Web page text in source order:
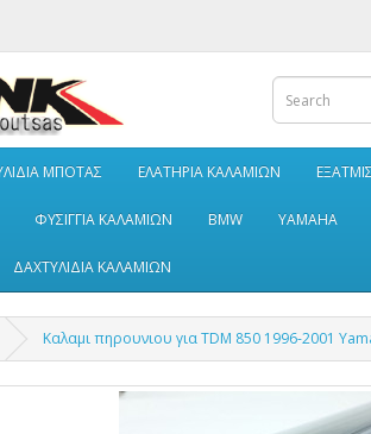
ΜΠΟΤΑΣ ΕΛΑΤΗΡΙΑ ΚΑΛΑΜΙΩΝ
ΦΥΣΙΓΓΙΑ ΚΑΛΑΜΙΩΝ BMW YAMAHA
ΔΑΧΤΥΛΙΔΙΑ ΚΑΛΑΜΙΩΝ
Καλαμι πηρουνιου για TDM 850 1996-2001